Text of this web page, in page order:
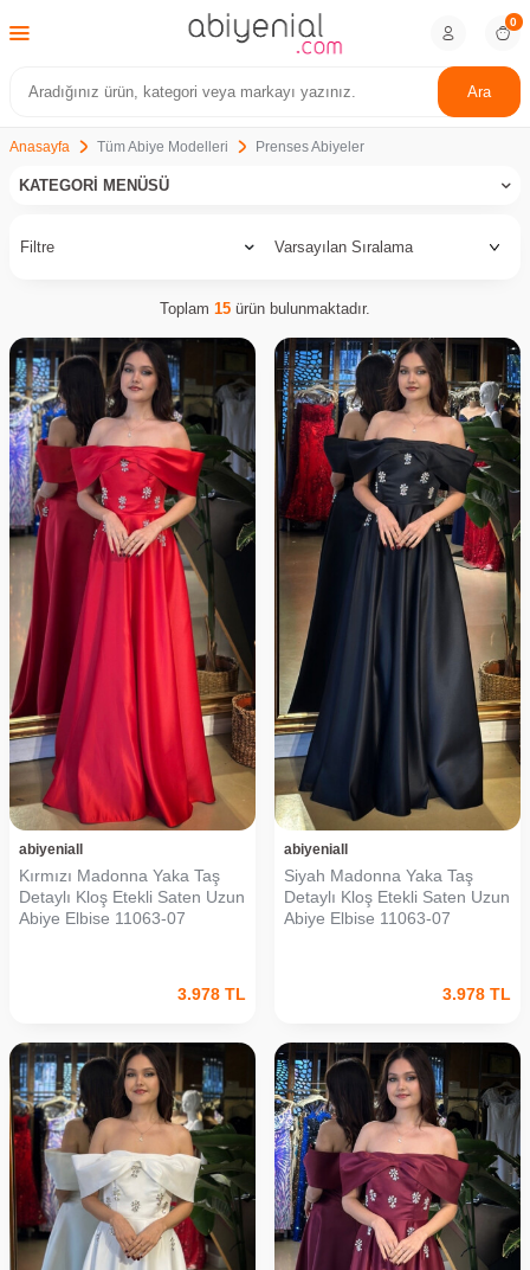
Ara
0
Anasayfa Tüm Abiye Modelleri Prenses Abiyeler
KATEGORI MENÜSÜ
Filtre
Toplam 15 ürün bulunmaktadır.
abiyeniall
Kırmızı Madonna Yaka Taş
Detaylı Kloş Etekli Saten Uzun
Abiye Elbise 11063-07
3.978 TL
abiyeniall
Siyah Madonna Yaka Taş
Detaylı Kloş Etekli Saten Uzun
Abiye Elbise 11063-07
3.978 TL